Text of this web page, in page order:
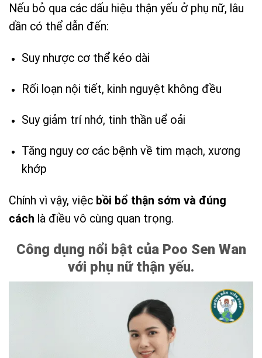
Nếu bỏ qua các dấu hiệu thận yếu ở phụ nữ, lâu
dần có thể dẫn đến:
Suy nhược cơ thể kéo dài
Rối loạn nội tiết, kinh nguyệt không đều
Suy giảm trí nhớ, tinh thần uể oải
Tăng nguy cơ các bệnh về tim mạch, xương
khớp
Chính vì vậy, việc bồi bổ thận sớm và đúng
cách là điều vô cùng quan trọng.
Công dụng nổi bật của Poo Sen Wan
với phụ nữ thận yếu.